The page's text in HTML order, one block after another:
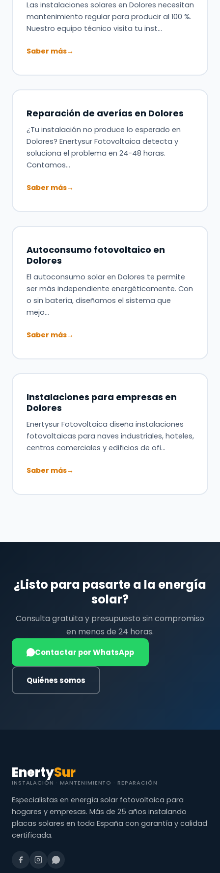
Las instalaciones solares en Dolores necesitan
mantenimiento regular para producir al 100 %.
Nuestro equipo técnico visita tu inst…
Saber más→
Reparación de averías en Dolores
¿Tu instalación no produce lo esperado en
Dolores? Enertysur Fotovoltaica detecta y
soluciona el problema en 24-48 horas.
Contamos…
Saber más→
Autoconsumo fotovoltaico en
Dolores
El autoconsumo solar en Dolores te permite
ser más independiente energéticamente. Con
o sin batería, diseñamos el sistema que
mejo…
Saber más→
Instalaciones para empresas en
Dolores
Enertysur Fotovoltaica diseña instalaciones
fotovoltaicas para naves industriales, hoteles,
centros comerciales y edificios de ofi…
Saber más→
¿Listo para pasarte a la energía
solar?
Consulta gratuita y presupuesto sin compromiso
en menos de 24 horas.
Contactar por WhatsApp
Quiénes somos
EnertySur
INSTALACIÓN · MANTENIMIENTO · REPARACIÓN
Especialistas en energía solar fotovoltaica para
hogares y empresas. Más de 25 años instalando
placas solares en toda España con garantía y calidad
certificada.